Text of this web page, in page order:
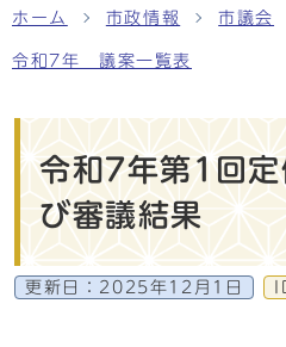
ホーム 市政情報 市議会
令和7年 議案一覧表
令和7年第1回
び審議結果
更新日： 2025年12月1日